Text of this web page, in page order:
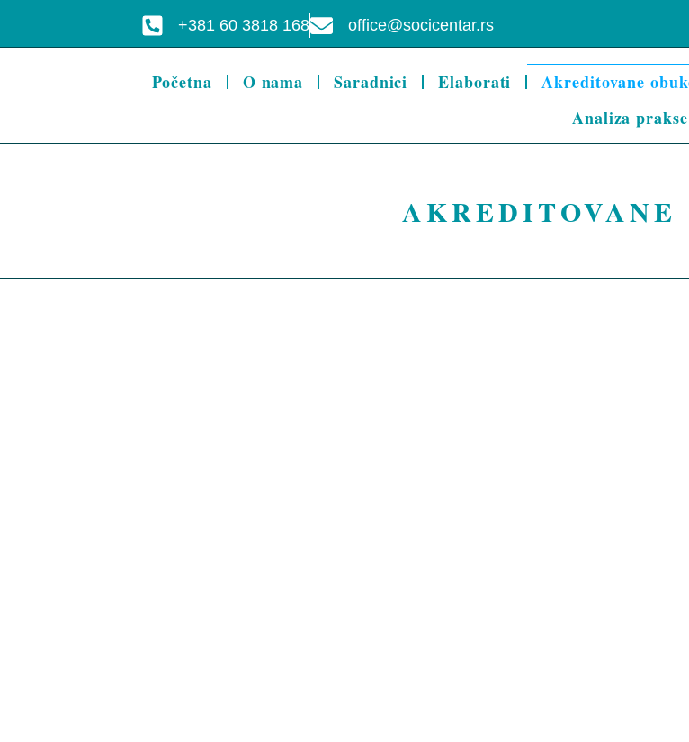
+381 60 3818 168 office@socicentar.rs
Početna O nama Saradnici Elaborati Akreditovane
Analiza prakse
AKREDITOVANE